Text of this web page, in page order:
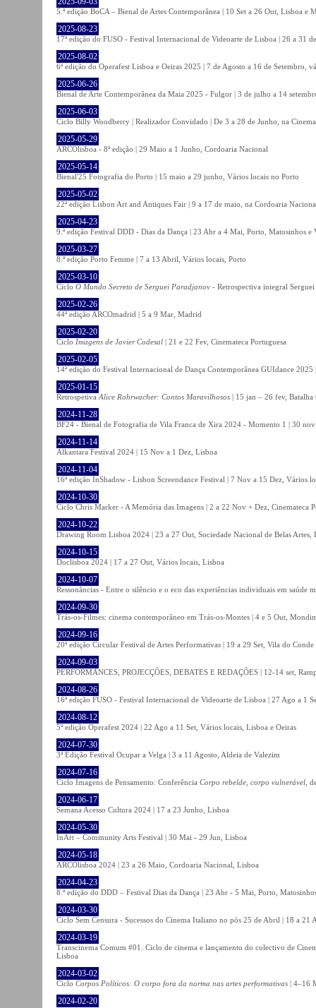
5.ª edição BoCA – Bienal de Artes Contemporânea | 10 Set a 26 Out, Lisboa e
2025-08-23
17ª edição do FUSO - Festival Internacional de Videoarte de Lisboa | 26 a 31
2025-08-02
6ª edição do Operafest Lisboa e Oeiras 2025 | 7 de Agosto a 16 de Setembro,
2025-06-26
Bienal de Arte Contemporânea da Maia 2025 - Fulgor | 3 de julho a 14
2025-06-03
Ciclo Billy Woodberry | Realizador Convidado | De 3 a 28 de Junho, na
2025-05-29
ARCOlisboa - 8ª edição | 29 Maio a 1 Junho, Cordoaria Nacional
2025-05-14
Bienal'25 Fotografia do Porto | 15 maio a 29 junho, Vários locais no Porto
2025-05-02
22ª edição Lisbon Art and Antiques Fair | 9 a 17 de maio, na Cordoaria
2025-04-23
9.ª edição Festival DDD - Dias da Dança | 23 Abr a 4 Mai, Porto, Matosinhos e
2025-03-27
8.ª edição Porto Femme | 7 a 13 Abril, Vários locais, Porto
2025-03-10
Ciclo O Mundo Secreto de Serguei Paradjanov - Retrospectiva integral
2025-02-26
44ª edição ARCOmadrid | 5 a 9 Mar, Madrid
2025-02-20
Ciclo Imagens de Javier Codesal | 21 e 22 Fev, Cinemateca Portuguesa
2025-02-05
14ª edição do Festival Internacional de Dança Contemporânea GUIdance 2025
2025-01-15
Retrospetiva Alice Rohrwacher: Contos Maravilhosos | 15 jan – 26 fev, Batalha
2024-11-28
BF24 - Bienal de Fotografia de Vila Franca de Xira 2024 - Momento 1 | 30
2024-11-14
Alkantara Festival 2024 | 15 Nov a 1 Dez, Lisboa
2024-11-04
16ª edição InShadow - Lisbon Screendance Festival | 7 Nov a 15 Dez, Vários
2024-10-30
Ciclo Chris Marker - A Memória das Imagens | 2 a 22 Nov + Dez, Cinemateca
2024-10-22
Drawing Room Lisboa 2024 | 23 a 27 Out, Sociedade Nacional de Belas Artes,
2024-10-15
Doclisboa 2024 | 17 a 27 Out, Vários locais, Lisboa
2024-10-07
Ressonâncias - Entre o silêncio e o eco das experiências individuais em
2024-09-30
Trás-os-Filmes: cinema contemporâneo em Trás-os-Montes | 4 e 5 Out,
2024-09-16
20ª edição Circular Festival de Artes Performativas | 19 a 29 Set, Vila do Conde
2024-09-03
PERFORMANCES, PROJECÇÕES, DEBATES E REDAÇÕES | 12-14 set,
2024-08-26
16ª edição FUSO - Festival Internacional de Videoarte de Lisboa | 27 Ago a 1
2024-08-12
5ª edição Operafest 2024 | 22 Ago a 11 Set, Vários locais, Lisboa e Oeiras
2024-07-30
3ª Edição Festival Ocupar a Velga | 3 a 11 Agosto, Aldeia de Valezim
2024-07-16
Ciclo Imagens de Pensamento: Conferência Corpo rebelde, corpo vulnerável ,
2024-06-17
Semana Acesso Cultura 2024 | 17 a 23 Junho, Lisboa
2024-05-30
InArt – Community Arts Festival | 30 Mai - 29 Jun, Lisboa
2024-05-18
ARCOlisboa 2024 | 23 a 26 Maio, Cordoaria Nacional, Lisboa
2024-04-23
8.ª edição do DDD – Festival Dias da Dança | 23 Abr - 5 Mai, Porto,
2024-03-30
Ciclo Sem Censura - Sucessos do Cinema Italiano no pós 25 de Abril | 18 a
2024-03-19
Transcinema Comum #01. Ciclo de cinema e lançamento do colectivo de
Lisboa
2024-03-02
Ciclo Corpos Políticos: O corpo fora da norma nas artes performativas | 4–16
2024-02-20